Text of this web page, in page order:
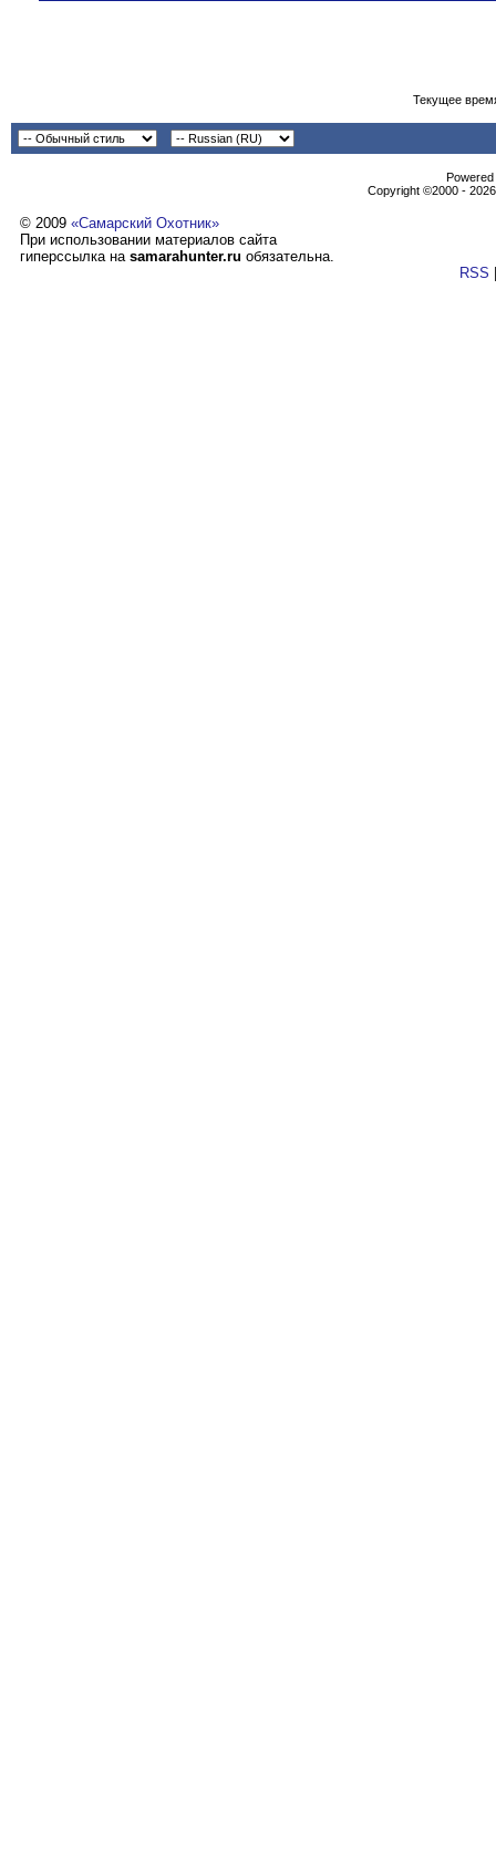
Текущее
Copyright ©2000 -
© 2009 «Самарский Охотник»
При использовании материалов сайта
гиперссылка на samarahunter.ru обязательна.
RSS